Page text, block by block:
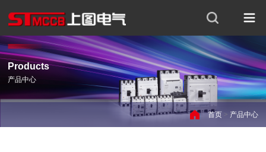
Products
产品中心
首页> 产品中心